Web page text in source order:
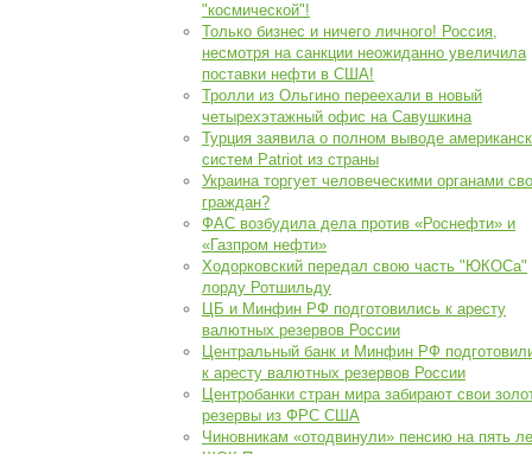
"космической"!
Только бизнес и ничего личного! Россия,
несмотря на санкции неожиданно увеличила
поставки нефти в США!
Тролли из Ольгино переехали в новый
четырехэтажный офис на Савушкина
Турция заявила о полном выводе
систем Patriot из страны
Украина торгует человеческими органами
граждан?
ФАС возбудила дела против «Роснефти» и
«Газпром нефти»
Ходорковский передал свою часть "ЮКОСа"
лорду Ротшильду
ЦБ и Минфин РФ подготовились к аресту
валютных резервов России
Центральный банк и Минфин РФ
к аресту валютных резервов России
Центробанки стран мира забирают свои
резервы из ФРС США
Чиновникам «отодвинули» пенсию на пять